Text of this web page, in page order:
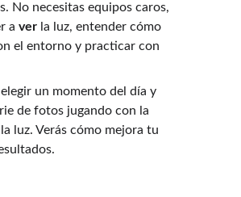
No necesitas equipos caros,
a ver la luz, entender cómo
el entorno y practicar con
elegir un momento del día y
de fotos jugando con la
luz. Verás cómo mejora tu